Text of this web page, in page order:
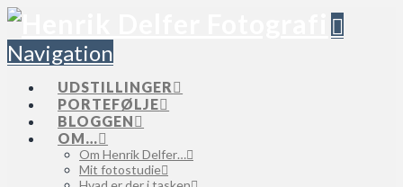
Navigation
UDSTILLINGER
PORTEFØLJE
BLOGGEN
OM…
Om Henrik Delfer…
Mit fotostudie